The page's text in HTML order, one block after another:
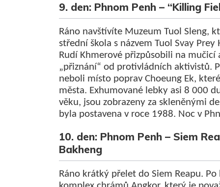
9. den: Phnom Penh – “Killing
Ráno navštívíte Muzeum Tuol Sleng,
střední škola s názvem Tuol Svay
Rudí Khmerové přizpůsobili na mučicí
„přiznání“ od protivládních aktivistů.
neboli místo poprav Choeung Ek,
města. Exhumované lebky asi 8 000
věku, jsou zobrazeny za skleněnými
byla postavena v roce 1988. Noc v
10. den: Phnom Penh – Siem
Bakheng
Ráno krátký přelet do Siem Reapu.